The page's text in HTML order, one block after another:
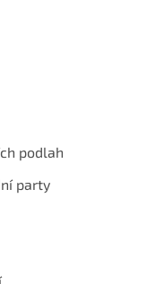
podlah
party